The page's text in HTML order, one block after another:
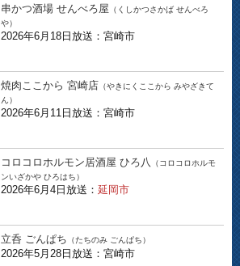
串かつ酒場 せんべろ屋 （くしかつさかば せんべろ
や）
2026年6月18日放送：宮崎市
焼肉ここから 宮崎店 （やきにくここから みやざきて
ん）
2026年6月11日放送：宮崎市
コロコロホルモン居酒屋 ひろ八
（コロコロホルモ
ンいざかや ひろはち）
2026年6月4日放送： 延岡市
立呑 ごんぱち （たちのみ ごんぱち）
2026年5月28日放送：宮崎市